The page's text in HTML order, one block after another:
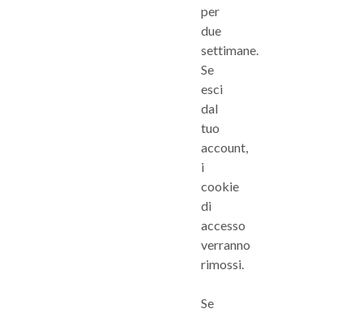
per
due
settimane.
Se
esci
dal
tuo
account,
i
cookie
di
accesso
verranno
rimossi.
Se